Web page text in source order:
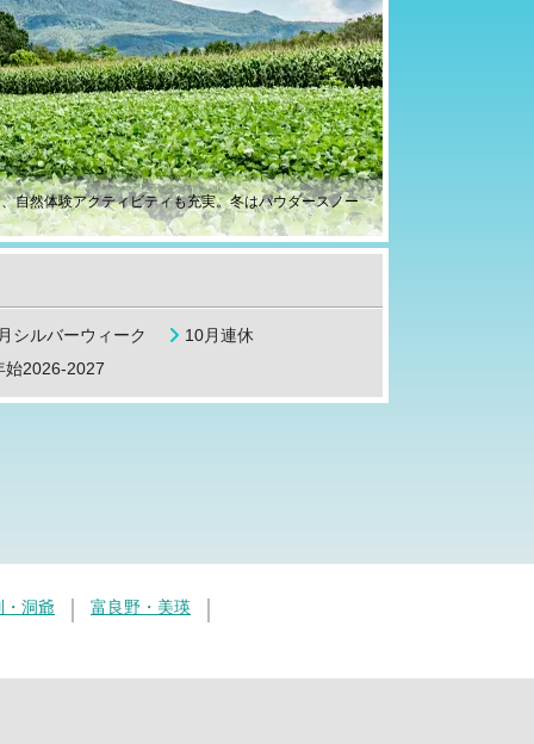
自然体験アクティビティも充実。冬はパウダースノー
シルバーウィーク
10月連休
始2026-2027
・洞爺 富良野・美瑛